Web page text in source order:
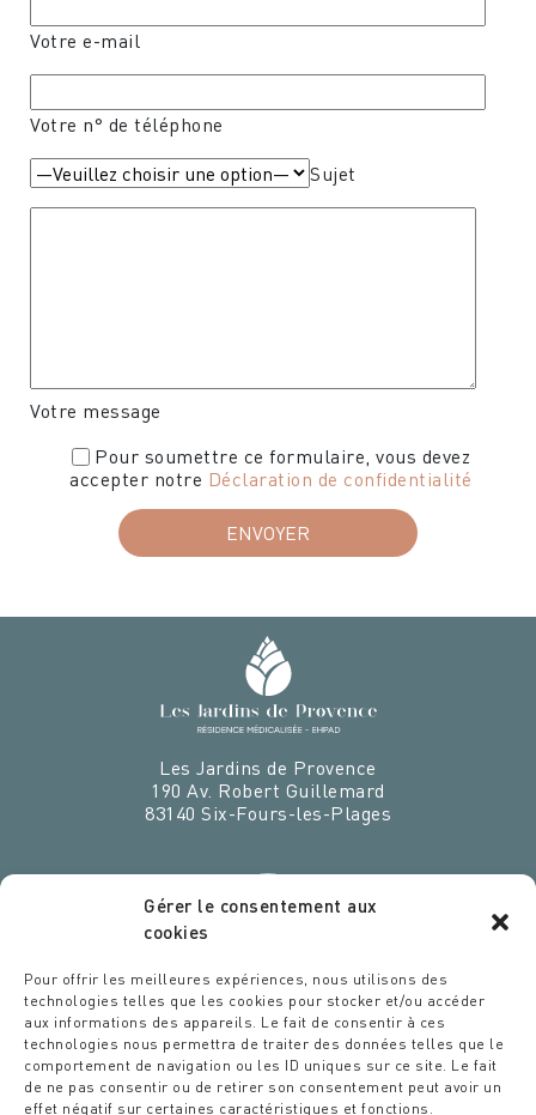
Gérer le consentement aux
cookies
Pour offrir les meilleures expériences, nous utilisons des
technologies telles que les cookies pour stocker et/ou accéder
aux informations des appareils. Le fait de consentir à ces
technologies nous permettra de traiter des données telles que le
comportement de navigation ou les ID uniques sur ce site. Le fait
de ne pas consentir ou de retirer son consentement peut avoir un
effet négatif sur certaines caractéristiques et fonctions.
Votre e-mail
Votre n° de téléphone
Sujet
Votre message
Pour soumettre ce formulaire, vous devez
accepter notre Déclaration de confidentialité
Les Jardins de Provence
190 Av. Robert Guillemard
83140 Six-Fours-les-Plages
CHEZ NOUS
Espace recrutement
Des étoiles dans les assiettes
Politique ESG